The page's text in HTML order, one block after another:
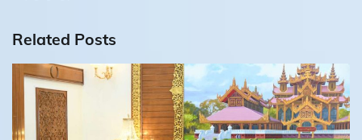
Related Posts